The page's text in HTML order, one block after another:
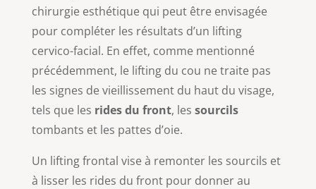
chirurgie esthétique qui peut être envisagée
pour compléter les résultats d’un lifting
cervico-facial. En effet, comme mentionné
précédemment, le lifting du cou ne traite pas
les signes de vieillissement du haut du visage,
tels que les rides du front, les sourcils
tombants et les pattes d’oie.
Un lifting frontal vise à remonter les sourcils et
à lisser les rides du front pour donner au